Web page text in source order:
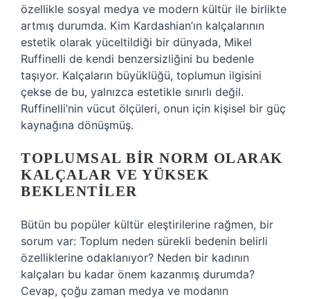
özellikle sosyal medya ve modern kültür ile birlikte
artmış durumda. Kim Kardashian’ın kalçalarının
estetik olarak yüceltildiği bir dünyada, Mikel
Ruffinelli de kendi benzersizliğini bu bedenle
taşıyor. Kalçaların büyüklüğü, toplumun ilgisini
çekse de bu, yalnızca estetikle sınırlı değil.
Ruffinelli’nin vücut ölçüleri, onun için kişisel bir güç
kaynağına dönüşmüş.
TOPLUMSAL BIR NORM OLARAK
KALÇALAR VE YÜKSEK
BEKLENTILER
Bütün bu popüler kültür eleştirilerine rağmen, bir
sorum var: Toplum neden sürekli bedenin belirli
özelliklerine odaklanıyor? Neden bir kadının
kalçaları bu kadar önem kazanmış durumda?
Cevap, çoğu zaman medya ve modanın